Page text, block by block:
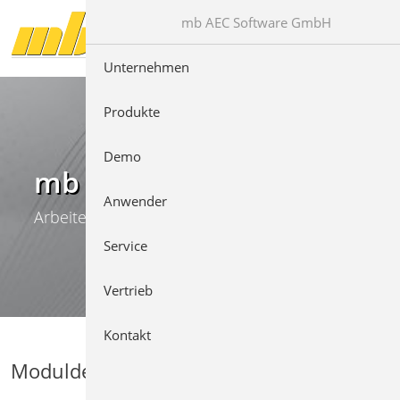
Direkt zur Hauptnavigation springen
Direkt zum Inhalt springen
mb WorkSuite
Arbeiten mit Komfort
Moduldetails
mb AEC Software GmbH
Unternehmen
Produkte
Demo
Anwender
Service
Vertrieb
Kontakt